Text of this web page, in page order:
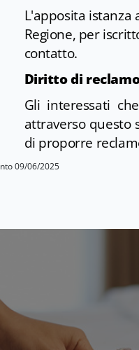
L'apposita istanza
Regione, per
contatto.
Diritto di
Gli interessati
attraverso questo
di proporre
09/06/2025